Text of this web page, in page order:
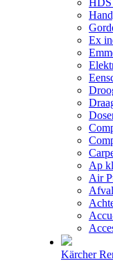
Ex
Ap
Air
Kärcher